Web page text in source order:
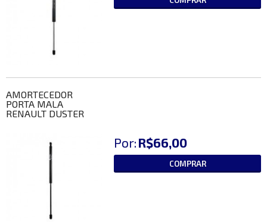
AMORTECEDOR
PORTA MALA
RENAULT DUSTER
Por: R$66,00
COMPRAR